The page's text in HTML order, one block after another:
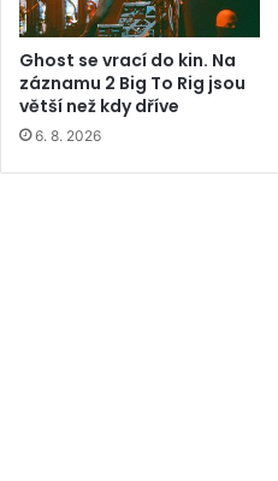
Ghost se vrací do kin. Na
záznamu 2 Big To Rig jsou
větší než kdy dříve
6. 8. 2026